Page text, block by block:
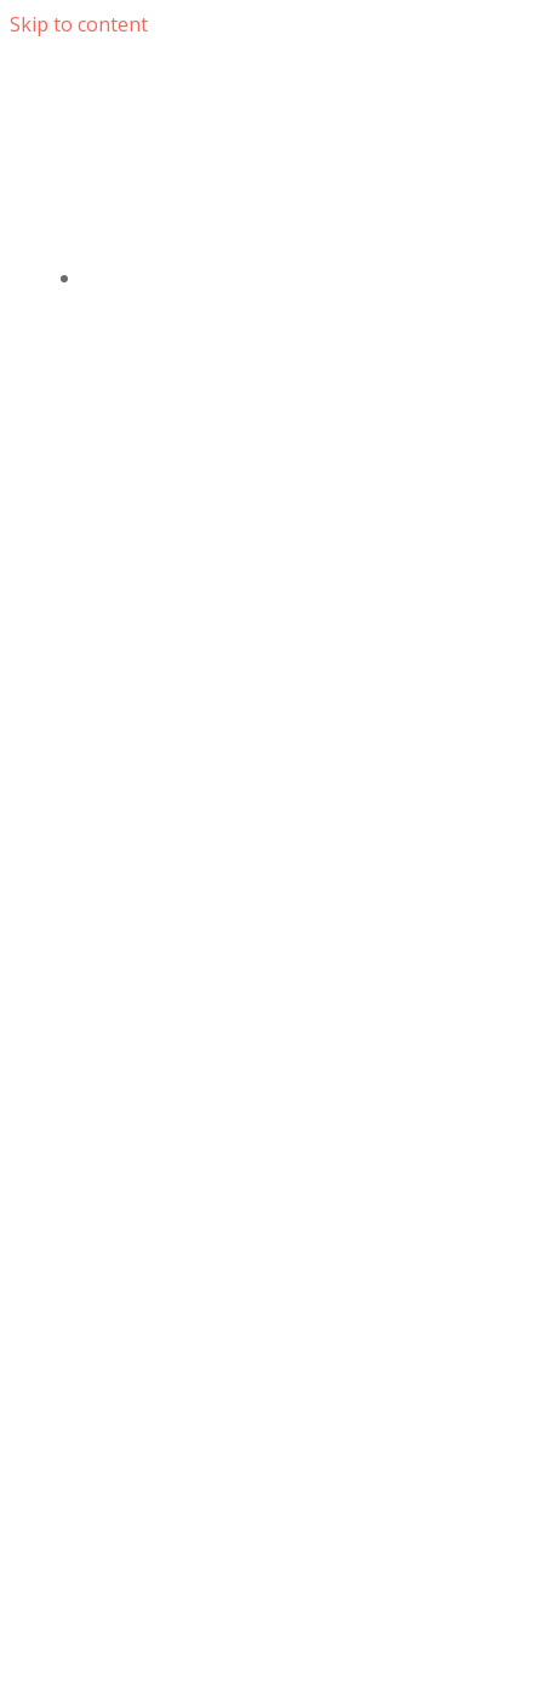
Skip to content